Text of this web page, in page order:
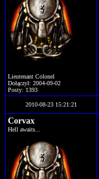
Lieutenant Colonel
Dołączył: 2004-09-02
Posty: 1393
2010-08-23 15:21:21
Corvax
Hell awaits...